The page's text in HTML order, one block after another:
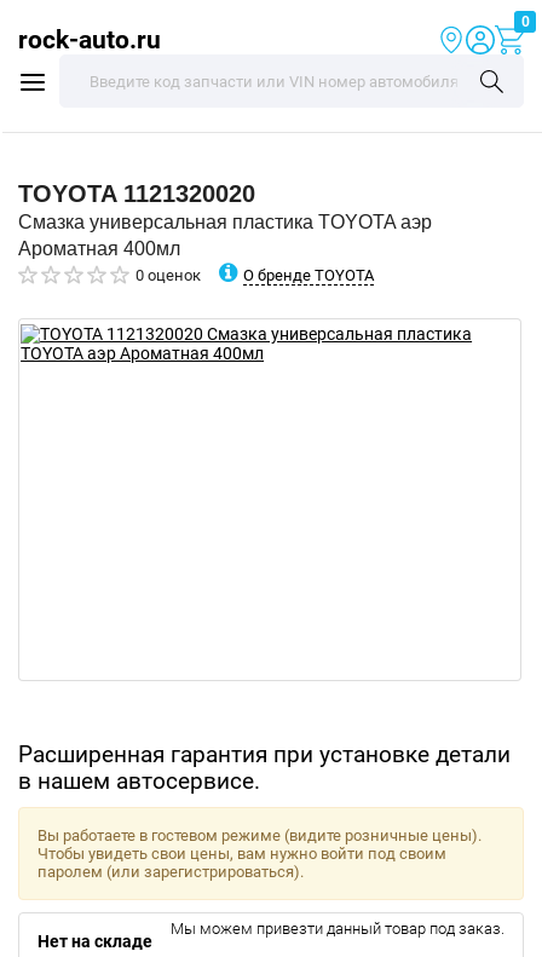
rock-auto.ru
0
TOYOTA 1121320020
Смазка универсальная пластика TOYOTA аэр
Ароматная 400мл
0 оценок О бренде TOYOTA
Расширенная гарантия при установке детали
в нашем автосервисе.
Вы работаете в гостевом режиме (видите розничные цены).
Чтобы увидеть свои цены, вам нужно войти под своим
паролем (или зарегистрироваться).
Нет на складе
Мы можем привезти данный товар под заказ.